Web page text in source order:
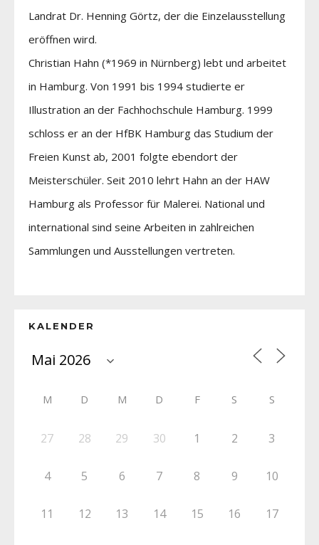
Landrat Dr. Henning Görtz, der die Einzelausstellung
eröffnen wird.
Christian Hahn (*1969 in Nürnberg) lebt und arbeitet
in Hamburg. Von 1991 bis 1994 studierte er
Illustration an der Fachhochschule Hamburg. 1999
schloss er an der HfBK Hamburg das Studium der
Freien Kunst ab, 2001 folgte ebendort der
Meisterschüler. Seit 2010 lehrt Hahn an der HAW
Hamburg als Professor für Malerei. National und
international sind seine Arbeiten in zahlreichen
Sammlungen und Ausstellungen vertreten.
KALENDER
M D M D F S S
27 28 29 30 1 2 3
4 5 6 7 8 9 10
11 12 13 14 15 16 17